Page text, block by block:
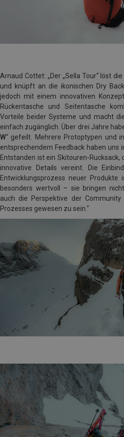
Arnaud Cottet: „Der „Sella Tour“ löst
und knüpft an die ikonischen Dry
jedoch mit einem innovativen
Rückentasche und Seitentasche
Vorteile beider Systeme und macht
einfach zugänglich. Über drei Jahre
W“ gefeilt. Mehrere Protoptypen und
entsprechendem Feedback haben uns
Entstanden ist ein Skitouren-
innovative Details vereint. Die
Entwicklungsprozess neuer Produkte
besonders wertvoll – sie bringen
auch die Perspektive der
Prozesses gewesen zu sein.“